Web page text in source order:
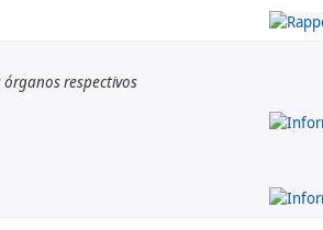
respectivos